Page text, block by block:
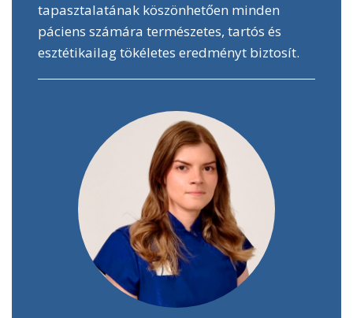
tapasztalatának köszönhetően minden
páciens számára természetes, tartós és
esztétikailag tökéletes eredményt biztosít.